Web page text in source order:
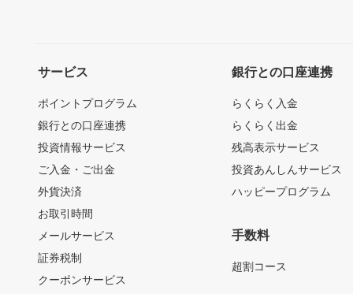
サービス
ポイントプログラム
銀行との口座連携
投資情報サービス
ご入金・ご出金
外貨決済
お取引時間
メールサービス
証券税制
クーポンサービス
銀行との口座連携
らくらく入金
らくらく出金
残高表示サービス
投資あんしんサービス
ハッピープログラム
手数料
超割コース